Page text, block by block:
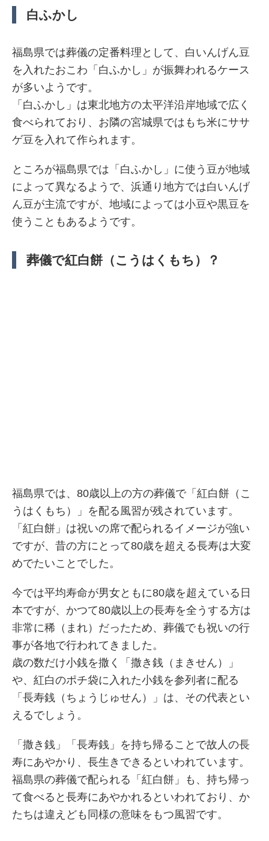
白ふかし
福島県では葬儀の定番料理として、白いんげん豆
を入れたおこわ「白ふかし」が振舞われるケース
が多いようです。
「白ふかし」は東北地方の太平洋沿岸地域で広く
食べられており、お隣の宮城県ではもち米にササ
ゲ豆を入れて作られます。
ところが福島県では「白ふかし」に使う豆が地域
によって異なるようで、浜通り地方では白いんげ
ん豆が主流ですが、地域によっては小豆や黒豆を
使うこともあるようです。
葬儀で紅白餅（こうはくもち）？
福島県では、80歳以上の方の葬儀で「紅白餅（こ
うはくもち）」を配る風習が残されています。
「紅白餅」は祝いの席で配られるイメージが強い
ですが、昔の方にとって80歳を超える長寿は大変
めでたいことでした。
今では平均寿命が男女ともに80歳を超えている日
本ですが、かつて80歳以上の長寿を全うする方は
非常に稀（まれ）だったため、葬儀でも祝いの行
事が各地で行われてきました。
歳の数だけ小銭を撒く「撒き銭（まきせん）」
や、紅白のポチ袋に入れた小銭を参列者に配る
「長寿銭（ちょうじゅせん）」は、その代表とい
えるでしょう。
「撒き銭」「長寿銭」を持ち帰ることで故人の長
寿にあやかり、長生きできるといわれています。
福島県の葬儀で配られる「紅白餅」も、持ち帰っ
て食べると長寿にあやかれるといわれており、か
たちは違えども同様の意味をもつ風習です。